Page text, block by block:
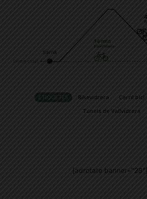
ETIQUETES Bikevidrera Carril bici
Túnels de Vallvidrera
[adrotate banner="28"]